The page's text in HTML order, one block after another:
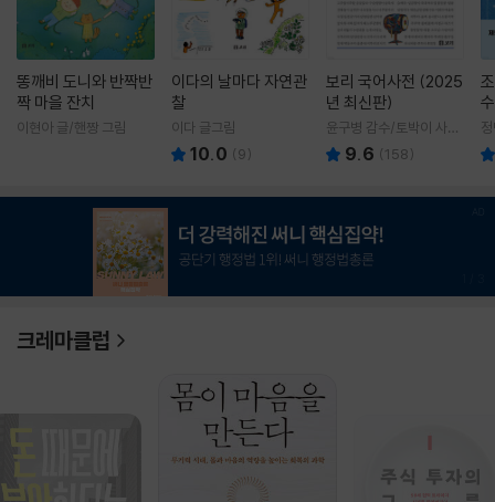
똥깨비 도니와 반짝반
짝 마을 잔치
이현아 글/핸짱 그림
이다의 날마다 자연관
찰
이다 글그림
10.0 (9)
보리 국어사전 (2025
년 최신판)
윤구병 감수/토박이 사전
편찬실 편
9.6 (158)
크레마클럽